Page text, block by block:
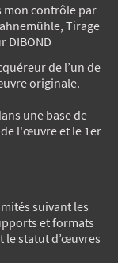
mon contrôle par
Tirage
DIBOND
de l’un de
originale.
une base de
l'œuvre et le 1er
suivant les
et formats
le statut d’œuvres